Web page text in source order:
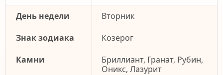
День недели
Вторник
Знак зодиака
Козерог
Камни
Бриллиант, Гранат, Рубин,
Оникс, Лазурит